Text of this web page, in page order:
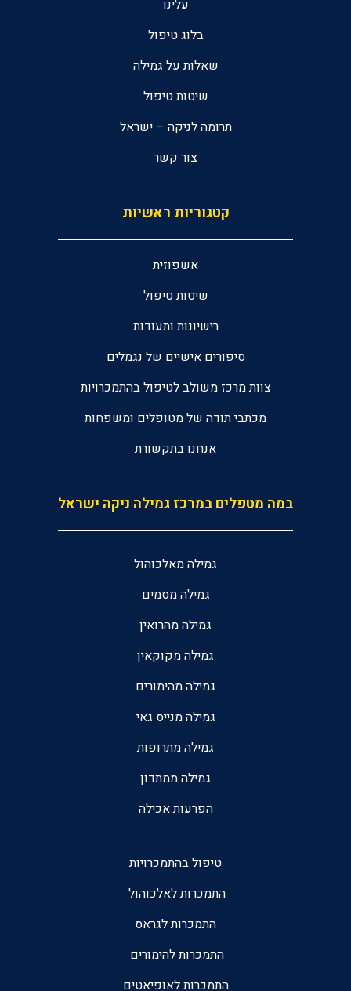
עלינו
בלוג טיפול
שאלות על גמילה
שיטות טיפול
תרומה לניקה – ישראל
צור קשר
קטגוריות ראשיות
אשפוזית
שיטות טיפול
רישיונות ותעודות
סיפורים אישיים של נגמלים
צוות מרכז משולב לטיפול בהתמכרויות
מכתבי תודה של מטופלים ומשפחות
אנחנו בתקשורת
במה מטפלים במרכז גמילה ניקה ישראל
גמילה מאלכוהול
גמילה מסמים
גמילה מהרואין
גמילה מקוקאין
גמילה מהימורים
גמילה מנייס גאי
גמילה מתרופות
גמילה ממתדון
הפרעות אכילה
טיפול בהתמכרויות
התמכרות לאלכוהול
התמכרות לגראס
התמכרות להימורים
התמכרות לאופיאטים